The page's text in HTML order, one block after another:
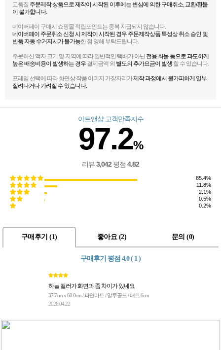
고품질 주문제작 상품으로 제작이 시작된 이후에는 변심에 의한 구매취소, 교환/환불
이 불가합니다.
네이버페이 구매시 쇼핑몰 적립포인트는 중복 지급되지 않습니다.
네이버페이 주문취소 신청 시 제작이 시작된 경우 주문제작상품 특성상 취소 승인 및
반품 자동 수거지시가 불가능한 점 양해 부탁드립니다.
주문하신 액자 크기 및 지역에 따라 일반적인 택배가 아닌 전용 화물 등으로 과도하게
높은 배송비용이 발생하는 경우 결제금액 외 별도의 추가요금이 발생 할 수 있습니다.
프레임 선택에 따라 화면상 작품 이미지 가장자리가제작 과정에서 불가피하게 일부
잘려나거나 가려질 수 있습니다.
아트앤샵 고객만족지수
97.2%
리뷰3,042평점 4.82
85.4%
11.8%
2.1%
0.5%
0.2%
구매후기 (1) 좋아요 (2) 문의 (0)
구매후기 평점 4.0 ( 1 )
하늘 컬러가 화면과 좀 차이가 있네요
37.7cm x 60.0cm / 파인아트 / 알루골드 / 매트 6cm
2026.04.22